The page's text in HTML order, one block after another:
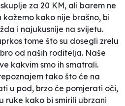
za 20 KM, ali barem ne
kako nije brašno, bi
i najukusnije na svijetu.
tome što su dosegli zrelu
od naših roditelja. Naše
kakvim smo ih smatrali.
tako što će na
u pod, brzo će pomjerati oči,
ruke kako bi smirili ubrzani